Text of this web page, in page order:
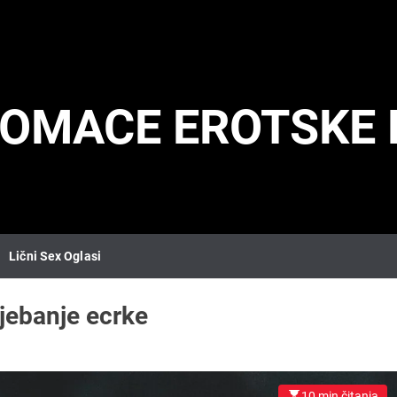
EROTSKE
Lični Sex Oglasi
jebanje ecrke